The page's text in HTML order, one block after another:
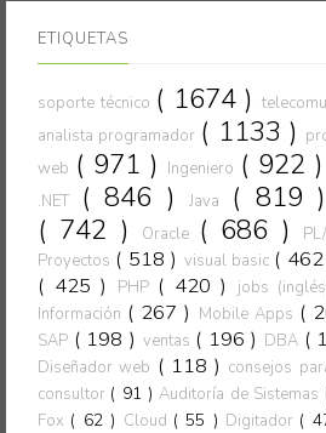
ETIQUETAS
soporte técnico ( 1674 )
analista programador ( 1133 )
web ( 971 ) Ingeniero ( 922 )
.NET ( 846 )Java ( 819 )
( 742 ) Oracle ( 686 )
Proyectos ( 518 ) visual basic ( 462
( 425 ) PHP ( 420 ) jobs
Información ( 267 ) Mobile Apps (
SAP ( 198 ) ventas ( 196 ) DBA (
Diseñador web ( 118 ) consejos
consultor ( 91 )Auditoría de Sistemas
Fox ( 62 ) Cloud ( 55 ) Digitador (